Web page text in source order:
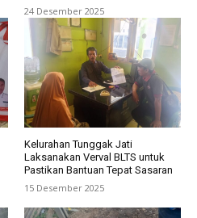
24 Desember 2025
Kelurahan Tunggak Jati
Laksanakan Verval BLTS untuk
Pastikan Bantuan Tepat Sasaran
15 Desember 2025